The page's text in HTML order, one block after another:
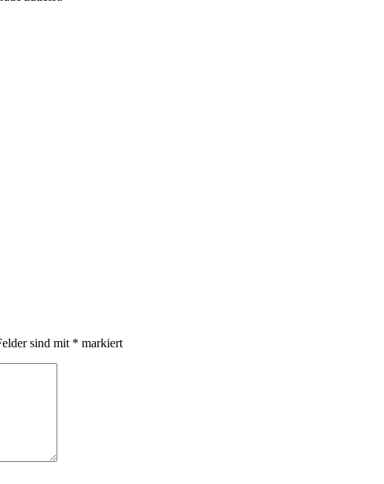
sind mit * markiert